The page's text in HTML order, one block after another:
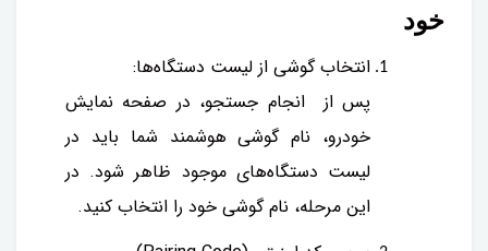
خود
انتخاب گوشی از لیست دستگاه‌ها:
پس از انجام جستجو، در صفحه نمایش
خودرو، نام گوشی هوشمند شما باید در
لیست دستگاه‌های موجود ظاهر شود. در
این مرحله، نام گوشی خود را انتخاب کنید.